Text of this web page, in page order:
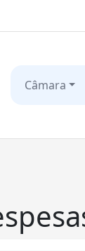
Câmara